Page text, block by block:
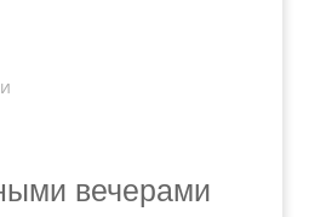
вечерами